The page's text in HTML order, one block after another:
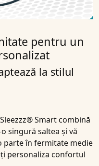
pentru un
la stilul
Smart combină
singură saltea și vă
parte în fermitate medie
personaliza confortul